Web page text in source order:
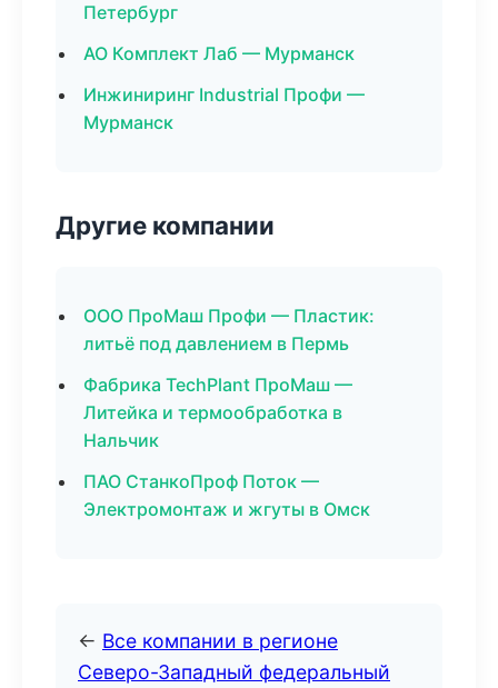
Петербург
АО Комплект Лаб — Мурманск
Инжиниринг Industrial Профи —
Мурманск
Другие компании
ООО ПроМаш Профи — Пластик:
литьё под давлением в Пермь
Фабрика TechPlant ПроМаш —
Литейка и термообработка в
Нальчик
ПАО СтанкоПроф Поток —
Электромонтаж и жгуты в Омск
← Все компании в регионе
Северо-Западный федеральный